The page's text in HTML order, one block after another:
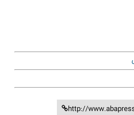
http://